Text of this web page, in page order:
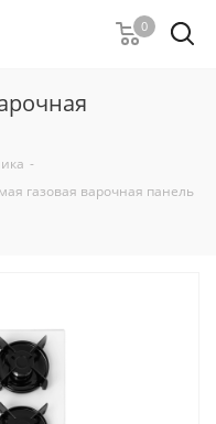
0
-
газовая варочная панель